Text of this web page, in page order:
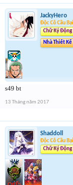
JackyHero
Độc Cô Cầu Bại
Chữ Ký Động
Nhà Thiết Kế
s49 bt
13 Tháng năm 2017
Shaddoll
Độc Cô Cầu Bại
Chữ Ký Động